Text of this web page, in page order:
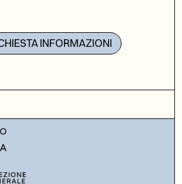
INFORMAZIONI